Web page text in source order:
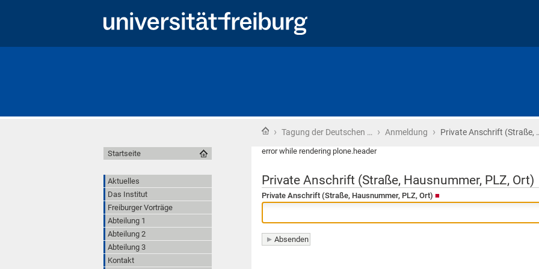
Startseite
› Tagung der Deutschen … › Anmeldung › Private Anschrift (Straße,
error while rendering plone.header
Private Anschrift (Straße, Hausnummer, PLZ, Ort)
Private Anschrift (Straße, Hausnummer, PLZ, Ort)
Startseite
Aktuelles
Das Institut
Freiburger Vorträge
Abteilung 1
Abteilung 2
Abteilung 3
Kontakt